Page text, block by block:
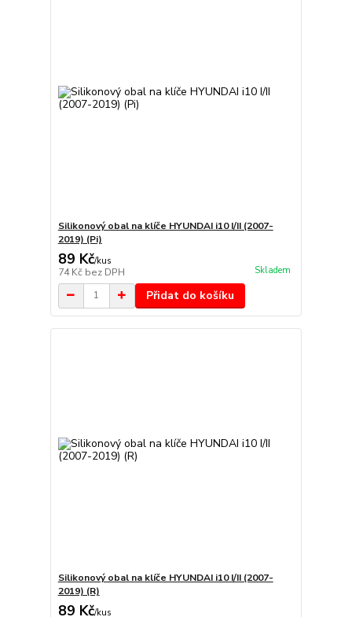
Silikonový obal na klíče HYUNDAI i10 I/II (2007-
2019) (Pi)
89 Kč/kus
74 Kč bez DPH Skladem
Přidat do košíku
Silikonový obal na klíče HYUNDAI i10 I/II (2007-
2019) (R)
89 Kč/kus